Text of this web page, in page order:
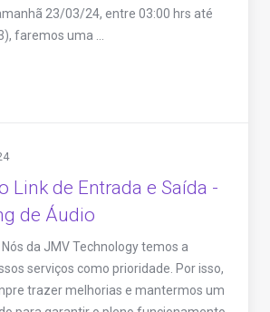
23/03/24, entre 03:00 hrs até
faremos uma ...
Link de Entrada e Saída -
de Áudio
da JMV Technology temos a
serviços como prioridade. Por isso,
trazer melhorias e mantermos um